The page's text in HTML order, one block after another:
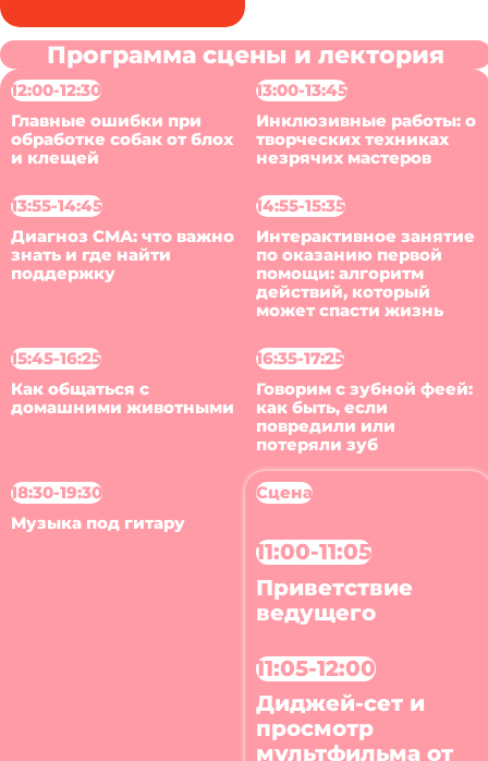
Программа сцены и лектория
12:00-12:30
Главные ошибки при
обработке собак от блох
и клещей
13:00-13:45
Инклюзивные работы: о
творческих техниках
незрячих мастеров
13:55-14:45
Диагноз СМА: что важно
знать и где найти
поддержку
14:55-15:35
Интерактивное занятие
по оказанию первой
помощи: алгоритм
действий, который
может спасти жизнь
15:45-16:25
Как общаться с
домашними животными
16:35-17:25
Говорим с зубной феей:
как быть, если
повредили или
потеряли зуб
18:30-19:30
Музыка под гитару
Сцена
11:00-11:05
Приветствие
ведущего
11:05-12:00
Диджей-сет и
просмотр
мультфильма от